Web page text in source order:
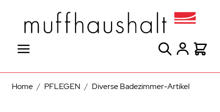
Suche
Home / PFLEGEN / Diverse Badezimmer-Artikel